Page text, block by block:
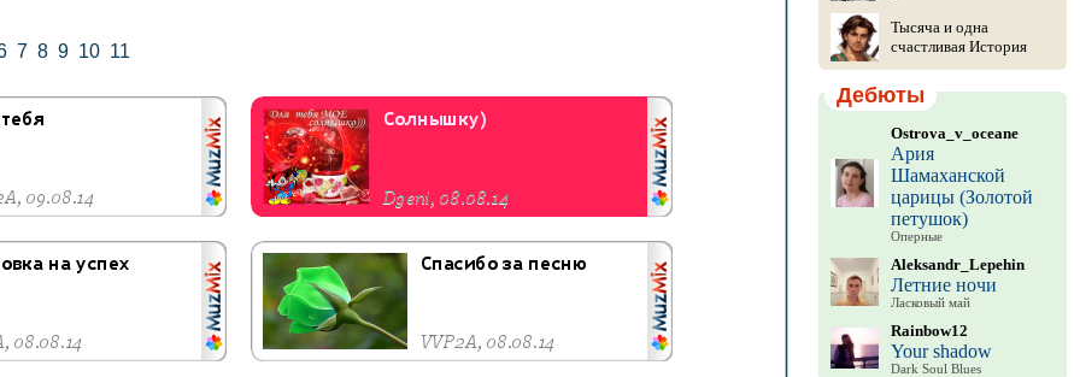
7 8 9 10 11
Тысяча и одна
счастливая История
Дебюты
Ostrova_v_oceane
Ария
Шамаханской
царицы (Золотой
петушок)
Оперные
Aleksandr_Lepehin
Летние ночи
Ласковый май
Rainbow12
Your shadow
Dark Soul Blues